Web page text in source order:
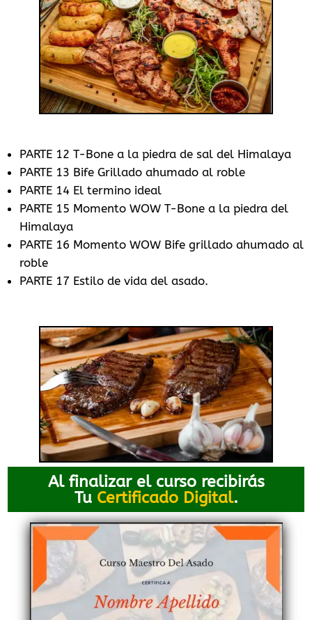
PARTE 12 T-Bone a la piedra de sal del Himalaya
PARTE 13 Bife Grillado ahumado al roble
PARTE 14 El termino ideal
PARTE 15 Momento WOW T-Bone a la piedra del
Himalaya
PARTE 16 Momento WOW Bife grillado ahumado al
roble
PARTE 17 Estilo de vida del asado.
Al finalizar el curso recibirás
Tu Certificado Digital.